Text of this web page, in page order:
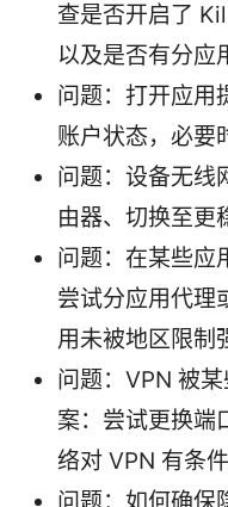
查是否开启了
以及是否有分应
问题：打开应用
账户状态，必要
问题：设备无线
由器、切换至更
问题：在某些应
尝试分应用代理
用未被地区限制
问题：VPN 被
案：尝试更换端
络对 VPN 有条